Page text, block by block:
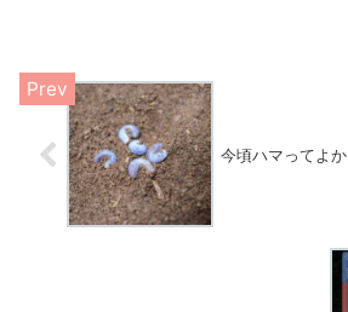
今頃ハマってよか